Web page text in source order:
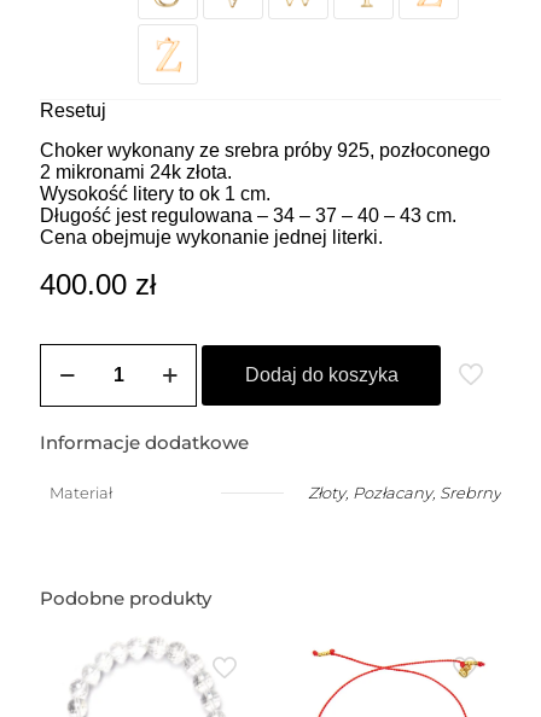
Resetuj
Choker wykonany ze srebra próby 925, pozłoconego
2 mikronami 24k złota.
Wysokość litery to ok 1 cm.
Długość jest regulowana – 34 – 37 – 40 – 43 cm.
Cena obejmuje wykonanie jednej literki.
400.00 zł
Choker
dowolną
(1
cm)
Dodaj do koszyka
Informacje dodatkowe
Materiał Złoty, Pozłacany, Srebrny
Podobne produkty